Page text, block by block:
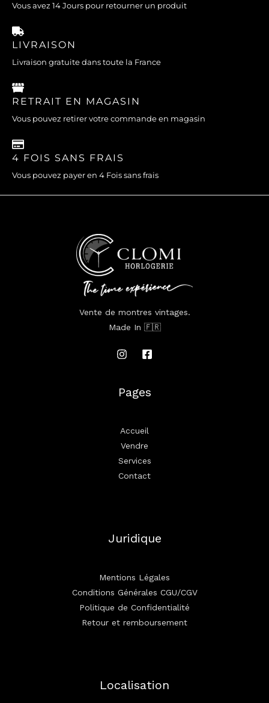
Vous avez 14 Jours pour retourner un produit
LIVRAISON
Livraison gratuite dans toute la France
RETRAIT EN MAGASIN
Vous pouvez retirer votre commande en magasin
4 FOIS SANS FRAIS
Vous pouvez payer en 4 Fois sans frais
Vente de montres vintages.
Made In 🇫🇷
Pages
Accueil
Vendre
Services
Contact
Juridique
Mentions Légales
Conditions Générales CGU/CGV
Politique de Confidentialité
Retour et remboursement
Localisation